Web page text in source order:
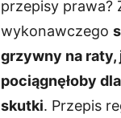
przepisy prawa?
wykonawczego
grzywny na
pociągnęłoby
skutki. Przepis